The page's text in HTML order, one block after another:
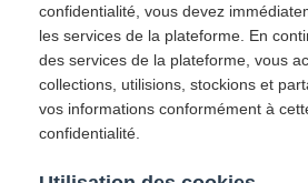
confidentialité, vous devez
les services de la plateforme. En
des services de la plateforme, vous
collections, utilisions, stockions et
vos informations conformément à
confidentialité.